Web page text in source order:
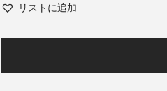
リストに追加